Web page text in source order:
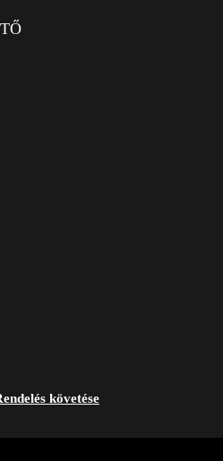
követése